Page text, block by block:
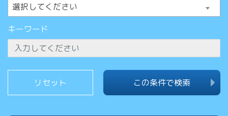
選択してください
キーワード
この条件で検索